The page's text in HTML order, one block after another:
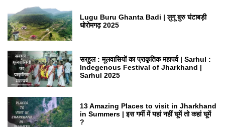
Lugu Buru Ghanta Badi | लुगू बुरु घंटाबड़ी
धोरोमगढ़ 2025
सरहुल : मूलवासियों का प्राकृतिक महापर्व | Sarhul :
Indegenous Festival of Jharkhand |
Sarhul 2025
13 Amazing Places to visit in Jharkhand
in Summers | इस गर्मी में यहां नहीं घूमें तो कहां घूमें
?